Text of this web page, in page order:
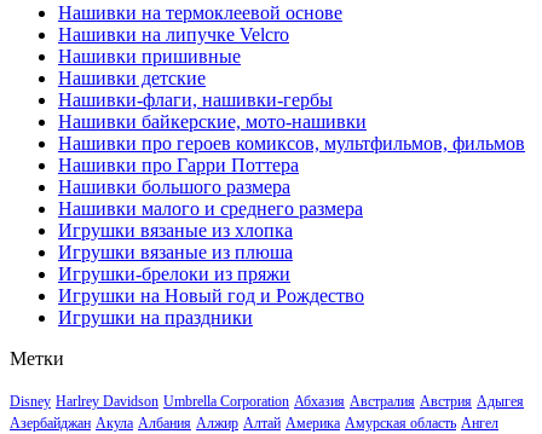
Нашивки на термоклеевой основе
Нашивки на липучке Velcro
Нашивки пришивные
Нашивки детские
Нашивки-флаги, нашивки-гербы
Нашивки байкерские, мото-нашивки
Нашивки про героев комиксов, мультфильмов, фильмов
Нашивки про Гарри Поттера
Нашивки большого размера
Нашивки малого и среднего размера
Игрушки вязаные из хлопка
Игрушки вязаные из плюша
Игрушки-брелоки из пряжи
Игрушки на Новый год и Рождество
Игрушки на праздники
Метки
Disney Harlrey Davidson Umbrella Corporation Абхазия Австралия Австрия Адыгея
Азербайджан Акула Албания Алжир Алтай Америка Амурская область Ангел